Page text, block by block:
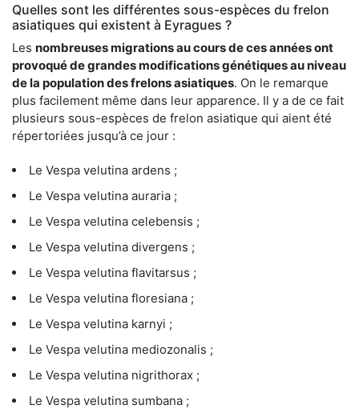
Quelles sont les différentes sous-espèces du frelon
asiatiques qui existent à Eyragues ?
Les nombreuses migrations au cours de ces années ont
provoqué de grandes modifications génétiques au niveau
de la population des frelons asiatiques. On le remarque
plus facilement même dans leur apparence. Il y a de ce fait
plusieurs sous-espèces de frelon asiatique qui aient été
répertoriées jusqu’à ce jour :
Le Vespa velutina ardens ;
Le Vespa velutina auraria ;
Le Vespa velutina celebensis ;
Le Vespa velutina divergens ;
Le Vespa velutina flavitarsus ;
Le Vespa velutina floresiana ;
Le Vespa velutina karnyi ;
Le Vespa velutina mediozonalis ;
Le Vespa velutina nigrithorax ;
Le Vespa velutina sumbana ;